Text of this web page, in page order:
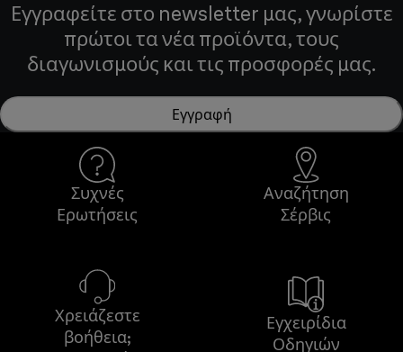
Εγγραφείτε στο newsletter μας, γνωρίστε
πρώτοι τα νέα προϊόντα, τους
διαγωνισμούς και τις προσφορές μας.
Εγγραφή
Συχνές
Ερωτήσεις
Αναζήτηση
Σέρβις
Χρειάζεστε
βοήθεια;
Εγχειρίδια
Οδηγιών